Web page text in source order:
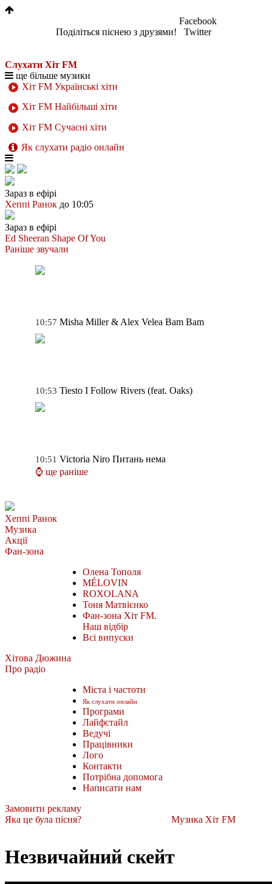
Поділіться піснею з друзями!
Facebook
Twitter
Слухати Хіт FM
ще більше музики
Хіт FM Українські хіти
Хіт FM Найбільші хіти
Хіт FM Сучасні хіти
Як слухати радіо онлайн
Зараз в ефірі
Хеппі Ранок до 10:05
Зараз в ефірі
Ed Sheeran Shape Of You
Раніше звучали
10:57 Misha Miller & Alex Velea Bam Bam
10:53 Tiesto I Follow Rivers (feat. Oaks)
10:51 Victoria Niro Питань нема
⌚ ще раніше
Хеппі Ранок
Музика
Акції
Фан-зона
Олена Тополя
MÉLOVIN
ROXOLANA
Тоня Матвієнко
Фан-зона Хіт FM.
Наш відбір
Всі випуски
Хітова Дюжина
Про радіо
Міста і частоти
Як слухати онлайн
Програми
Лайфстайл
Ведучі
Працівники
Лого
Контакти
Потрібна допомога
Написати нам
Замовити рекламу
Яка це була пісня?
Музика Хіт FM
Незвичайний скейт